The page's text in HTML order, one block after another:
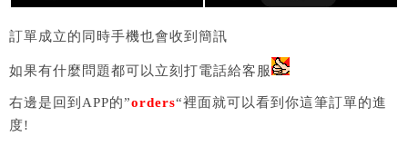
訂單成立的同時手機也會收到簡訊
如果有什麼問題都可以立刻打電話給客服
右邊是回到APP的”orders“裡面就可以看到你這筆訂單的進
度!